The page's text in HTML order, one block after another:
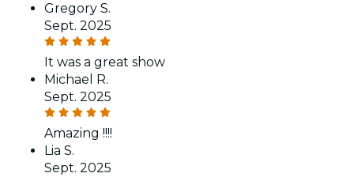
Gregory S.
Sept. 2025
It was a great show
Michael R.
Sept. 2025
Amazing !!!!
Lia S.
Sept. 2025